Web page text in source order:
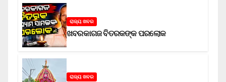
ରାଜ୍ୟ ଖବର
ଖବରକାଗଜ ବିତରକଙ୍କ ପରଲୋକ
ରାଜ୍ୟ ଖବର